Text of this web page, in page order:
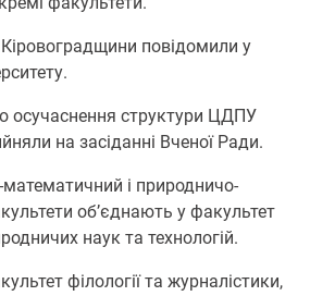
повідомили у
осучаснення структури ЦДПУ
на засіданні Вченої Ради.
і природничо-
об’єднають у факультет
наук та технологій.
філології та журналістики,